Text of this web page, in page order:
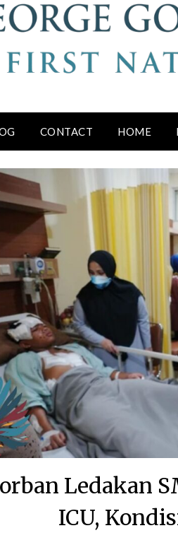
CONTACT HOME
Ledakan
ICU,